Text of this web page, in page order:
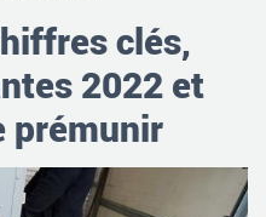
clés,
2022 et
prémunir